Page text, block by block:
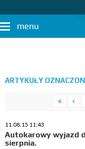
menu
ARTYKUŁY
11.08.15 11:43
Autokarowy wyjazd
sierpnia.